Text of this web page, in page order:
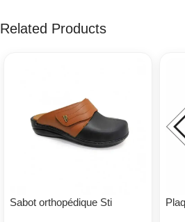
Related Products
Sabot orthopédique Sti